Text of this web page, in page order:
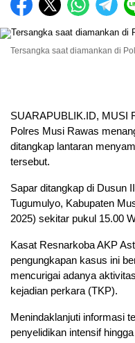
Tersangka saat diamankan di
SUARAPUBLIK.ID, MUSI
Polres Musi Rawas
ditangkap lantaran
tersebut.
Sapar ditangkap di Dusun
Tugumulyo, Kabupaten
2025) sekitar pukul 15.00
Kasat Resnarkoba AKP
pengungkapan kasus ini
mencurigai adanya
kejadian perkara (TKP).
Menindaklanjuti informasi
penyelidikan intensif